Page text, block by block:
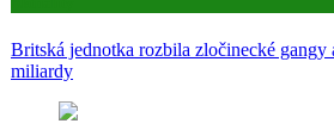
Britská jednotka rozbila zločinecké gangy
miliardy